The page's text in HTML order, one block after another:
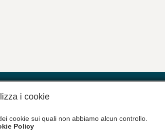
i cookie
cookie sui quali non abbiamo alcun controllo.
Policy